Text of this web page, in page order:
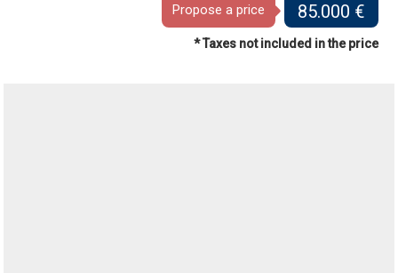
Propose a price 85.000 €
* Taxes not included in the price